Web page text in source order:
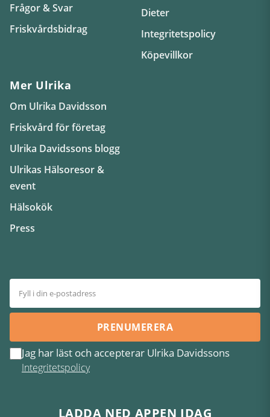
Frågor & Svar
Friskvårdsbidrag
Dieter
Integritetspolicy
Köpevillkor
Mer Ulrika
Om Ulrika Davidsson
Friskvård för företag
Ulrika Davidssons blogg
Ulrikas Hälsoresor &
event
Hälsokök
Press
PRENUMERERA
Jag har läst och accepterar Ulrika Davidssons
Integritetspolicy
LADDA NED APPEN IDAG